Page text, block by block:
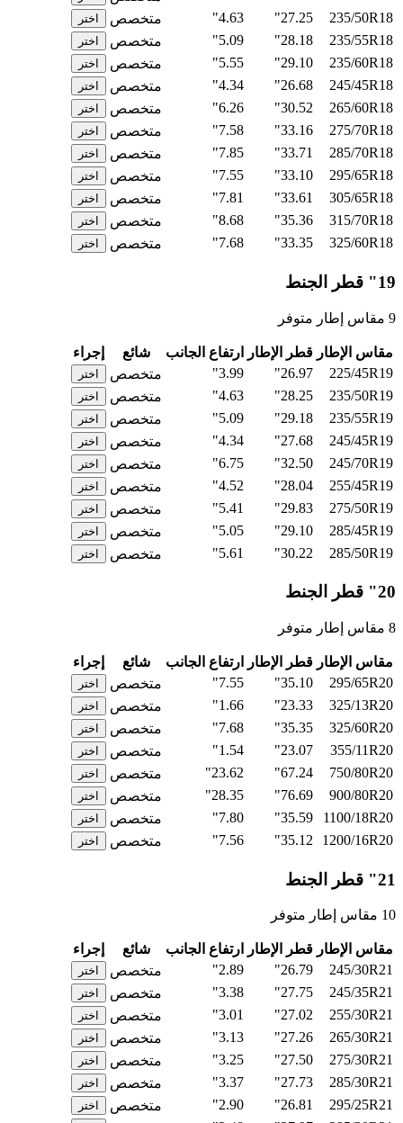
235/50R18
27.25"
4.63" متخصص اختر
235/55R18
28.18"
5.09" متخصص اختر
235/60R18
29.10"
5.55" متخصص اختر
245/45R18
26.68"
4.34" متخصص اختر
265/60R18
30.52"
6.26" متخصص اختر
275/70R18
33.16"
7.58" متخصص اختر
285/70R18
33.71"
7.85" متخصص اختر
295/65R18
33.10"
7.55" متخصص اختر
305/65R18
33.61"
7.81" متخصص اختر
315/70R18
35.36"
8.68" متخصص اختر
325/60R18
33.35"
7.68" متخصص اختر
19" قطر الجنط
9 مقاس إطار متوفر
مقاس الإطار قطر الإطار ارتفاع الجانب شائع
إجراء
225/45R19
26.97"
3.99" متخصص اختر
235/50R19
28.25"
4.63" متخصص اختر
235/55R19
29.18"
5.09" متخصص اختر
245/45R19
27.68"
4.34" متخصص اختر
245/70R19
32.50"
6.75" متخصص اختر
255/45R19
28.04"
4.52" متخصص اختر
275/50R19
29.83"
5.41" متخصص اختر
285/45R19
29.10"
5.05" متخصص اختر
285/50R19
30.22"
5.61" متخصص اختر
20" قطر الجنط
8 مقاس إطار متوفر
مقاس الإطار قطر الإطار ارتفاع الجانب شائع
إجراء
295/65R20
35.10"
7.55" متخصص اختر
325/13R20
23.33"
1.66" متخصص اختر
325/60R20
35.35"
7.68" متخصص اختر
355/11R20
23.07"
1.54" متخصص اختر
750/80R20
67.24"
23.62" متخصص اختر
900/80R20
76.69"
28.35" متخصص اختر
1100/18R20
35.59"
7.80" متخصص اختر
1200/16R20
35.12"
7.56" متخصص اختر
21" قطر الجنط
10 مقاس إطار متوفر
مقاس الإطار قطر الإطار ارتفاع الجانب شائع
إجراء
245/30R21
26.79"
2.89" متخصص اختر
245/35R21
27.75"
3.38" متخصص اختر
255/30R21
27.02"
3.01" متخصص اختر
265/30R21
27.26"
3.13" متخصص اختر
275/30R21
27.50"
3.25" متخصص اختر
285/30R21
27.73"
3.37" متخصص اختر
295/25R21
26.81"
2.90" متخصص اختر